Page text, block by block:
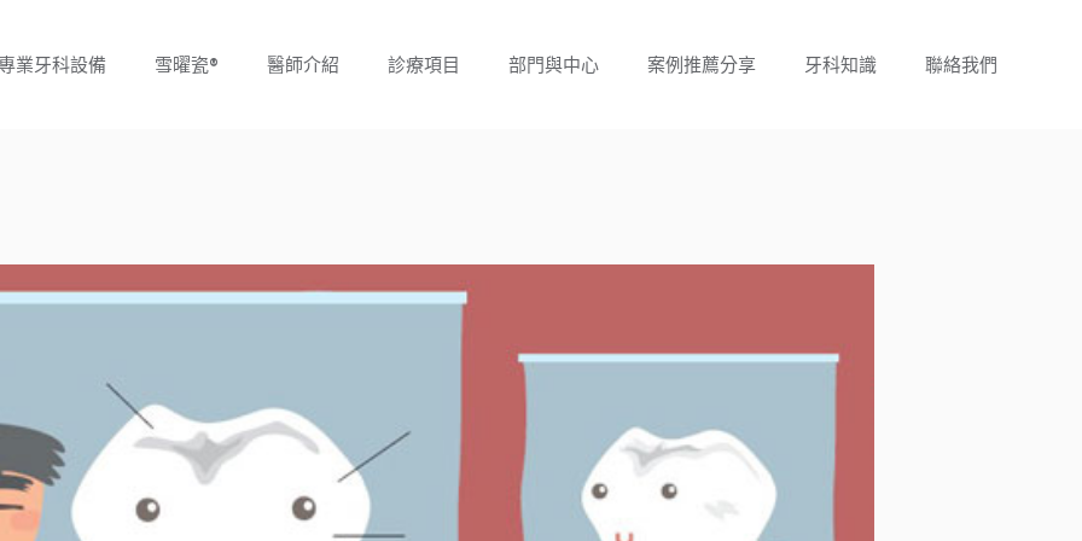
業牙科設備 雪曜瓷® 醫師介紹 診療項目 部門與中心 案例推薦分享 牙科知識 聯絡我們